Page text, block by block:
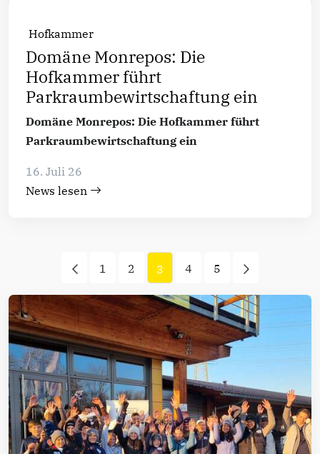
Hofkammer
Domäne Monrepos: Die
Hofkammer führt
Parkraumbewirtschaftung ein
Domäne Monrepos: Die Hofkammer führt
Parkraumbewirtschaftung ein
16. Juli 26
News lesen
1 2 3 4 5